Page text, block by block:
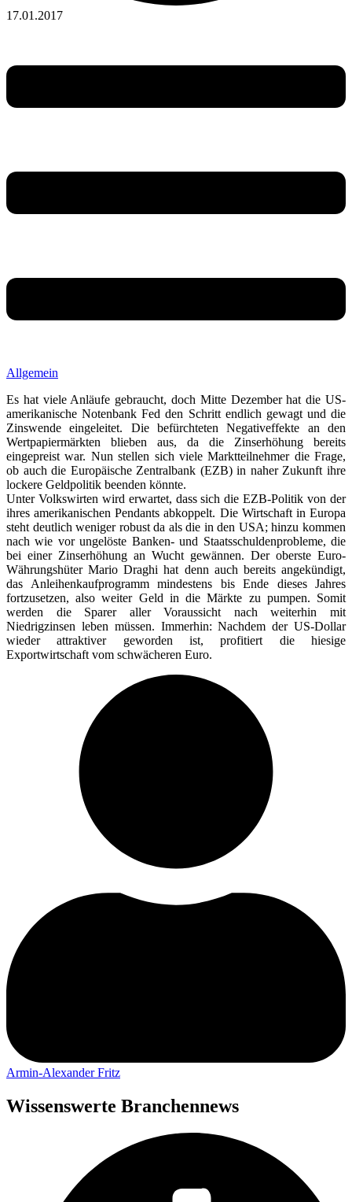
17.01.2017
Allgemein
Es hat viele Anläufe gebraucht, doch Mitte Dezember hat die US-
amerikanische Notenbank Fed den Schritt endlich gewagt und die
Zinswende eingeleitet. Die befürchteten Negativeffekte an den
Wertpapiermärkten blieben aus, da die Zinserhöhung bereits
eingepreist war. Nun stellen sich viele Marktteilnehmer die Frage,
ob auch die Europäische Zentralbank (EZB) in naher Zukunft ihre
lockere Geldpolitik beenden könnte.
Unter Volkswirten wird erwartet, dass sich die EZB-Politik von der
ihres amerikanischen Pendants abkoppelt. Die Wirtschaft in Europa
steht deutlich weniger robust da als die in den USA; hinzu kommen
nach wie vor ungelöste Banken- und Staatsschuldenprobleme, die
bei einer Zinserhöhung an Wucht gewännen. Der oberste Euro-
Währungshüter Mario Draghi hat denn auch bereits angekündigt,
das Anleihenkaufprogramm mindestens bis Ende dieses Jahres
fortzusetzen, also weiter Geld in die Märkte zu pumpen. Somit
werden die Sparer aller Voraussicht nach weiterhin mit
Niedrigzinsen leben müssen. Immerhin: Nachdem der US-Dollar
wieder attraktiver geworden ist, profitiert die hiesige
Exportwirtschaft vom schwächeren Euro.
Armin-Alexander Fritz
Wissenswerte Branchennews